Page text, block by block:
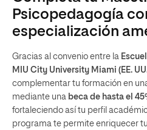
Psicopedagogía
especialización
Gracias al convenio entre la
MIU City University Miami (EE.
complementar tu formación en
mediante una beca de hasta el
fortaleciendo así tu perfil
programa te permite enriquecer